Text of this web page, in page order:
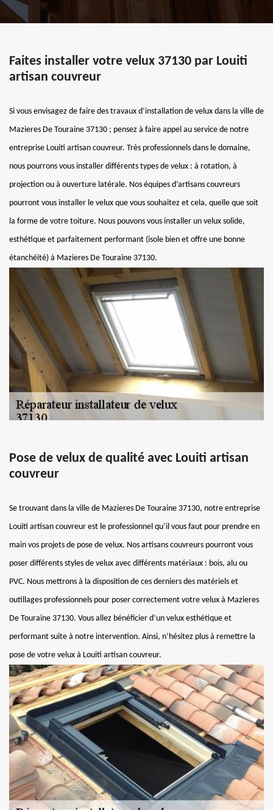
Faites installer votre velux 37130 par Louiti
artisan couvreur
Si vous envisagez de faire des travaux d’installation de velux dans la ville de
Mazieres De Touraine 37130 ; pensez à faire appel au service de notre
entreprise Louiti artisan couvreur. Très professionnels dans le domaine,
nous pourrons vous installer différents types de velux : à rotation, à
projection ou à ouverture latérale. Nos équipes d’artisans couvreurs
pourront vous installer le velux que vous souhaitez et cela, quelle que soit
la forme de votre toiture. Nous pouvons vous installer un velux solide,
esthétique et parfaitement performant (isole bien et offre une bonne
étanchéité) à Mazieres De Touraine 37130.
Pose de velux de qualité avec Louiti artisan
couvreur
Se trouvant dans la ville de Mazieres De Touraine 37130, notre entreprise
Louiti artisan couvreur est le professionnel qu’il vous faut pour prendre en
main vos projets de pose de velux. Nos artisans couvreurs pourront vous
poser différents styles de velux avec différents matériaux : bois, alu ou
PVC. Nous mettrons à la disposition de ces derniers des matériels et
outillages professionnels pour poser correctement votre velux à Mazieres
De Touraine 37130. Vous allez bénéficier d’un velux esthétique et
performant suite à notre intervention. Ainsi, n’hésitez plus à remettre la
pose de votre velux à Louiti artisan couvreur.